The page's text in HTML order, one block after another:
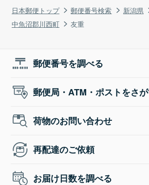
日本郵便トップ 郵便番号検索
新潟県
中魚沼郡川西町
友重
郵便番号を調べる
郵便局・ATM・ポストをさ
荷物のお問い合わせ
再配達のご依頼
お届け日数を調べる